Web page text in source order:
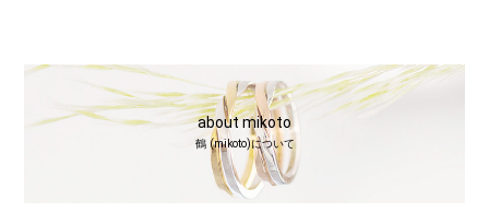
about mikoto
鶴 (mikoto)について